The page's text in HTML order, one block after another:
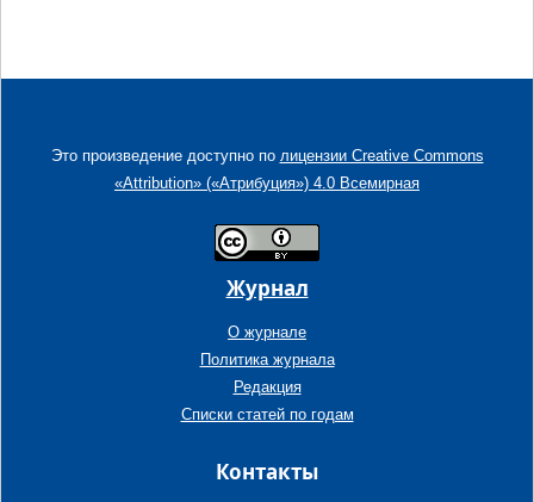
Это произведение доступно по лицензии Creative Commons
«Attribution» («Атрибуция») 4.0 Всемирная
Журнал
О журнале
Политика журнала
Редакция
Списки статей по годам
Контакты